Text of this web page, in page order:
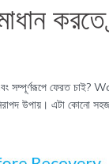
সম্পূর্ণরূপে ফেরত
উপায়। এটা